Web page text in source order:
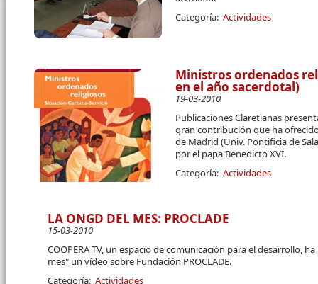
Categoría: Actividades
Ministros ordenados
en el año sacerdotal)
19-03-2010
Publicaciones Claretianas
gran contribución que ha
de Madrid (Univ. Pontificia de
por el papa Benedicto XVI.
Categoría: Actividades
LA ONGD DEL MES: PROCLADE
15-03-2010
COOPERA TV, un espacio de comunicación para el desarrollo,
mes" un vídeo sobre Fundación PROCLADE.
Categoría: Actividades